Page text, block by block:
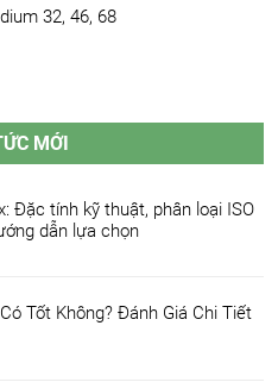
32, 46, 68
MỚI
Đặc tính kỹ thuật, phân loại ISO
dẫn lựa chọn
Tốt Không? Đánh Giá Chi Tiết